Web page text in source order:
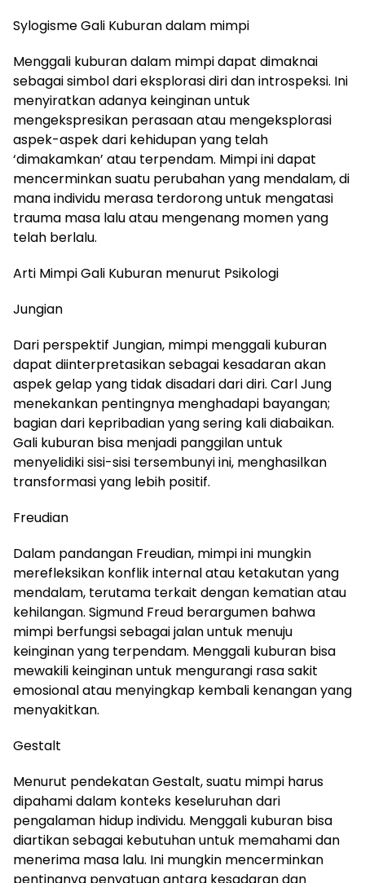
Sylogisme Gali Kuburan dalam mimpi
Menggali kuburan dalam mimpi dapat dimaknai
sebagai simbol dari eksplorasi diri dan introspeksi. Ini
menyiratkan adanya keinginan untuk
mengekspresikan perasaan atau mengeksplorasi
aspek-aspek dari kehidupan yang telah
‘dimakamkan’ atau terpendam. Mimpi ini dapat
mencerminkan suatu perubahan yang mendalam, di
mana individu merasa terdorong untuk mengatasi
trauma masa lalu atau mengenang momen yang
telah berlalu.
Arti Mimpi Gali Kuburan menurut Psikologi
Jungian
Dari perspektif Jungian, mimpi menggali kuburan
dapat diinterpretasikan sebagai kesadaran akan
aspek gelap yang tidak disadari dari diri. Carl Jung
menekankan pentingnya menghadapi bayangan;
bagian dari kepribadian yang sering kali diabaikan.
Gali kuburan bisa menjadi panggilan untuk
menyelidiki sisi-sisi tersembunyi ini, menghasilkan
transformasi yang lebih positif.
Freudian
Dalam pandangan Freudian, mimpi ini mungkin
merefleksikan konflik internal atau ketakutan yang
mendalam, terutama terkait dengan kematian atau
kehilangan. Sigmund Freud berargumen bahwa
mimpi berfungsi sebagai jalan untuk menuju
keinginan yang terpendam. Menggali kuburan bisa
mewakili keinginan untuk mengurangi rasa sakit
emosional atau menyingkap kembali kenangan yang
menyakitkan.
Gestalt
Menurut pendekatan Gestalt, suatu mimpi harus
dipahami dalam konteks keseluruhan dari
pengalaman hidup individu. Menggali kuburan bisa
diartikan sebagai kebutuhan untuk memahami dan
menerima masa lalu. Ini mungkin mencerminkan